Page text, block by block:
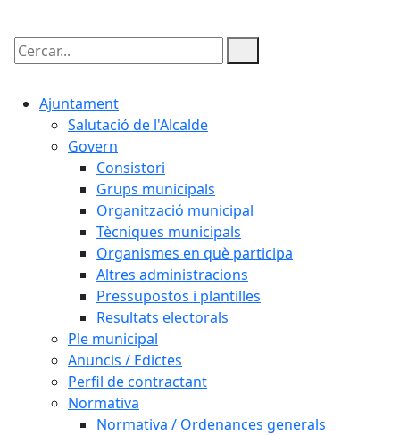
Cercar:
Ajuntament
Salutació de l'Alcalde
Govern
Consistori
Grups municipals
Organització municipal
Tècniques municipals
Organismes en què participa
Altres administracions
Pressupostos i plantilles
Resultats electorals
Ple municipal
Anuncis / Edictes
Perfil de contractant
Normativa
Normativa / Ordenances generals